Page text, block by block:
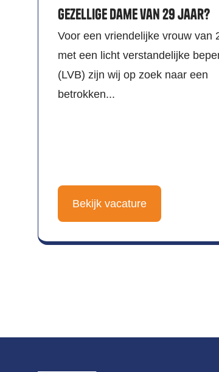
gezellige dame van 29 jaar?
Voor een vriendelijke vrouw van
met een licht verstandelijke
(LVB) zijn wij op zoek naar een
betrokken...
Bekijk vacature